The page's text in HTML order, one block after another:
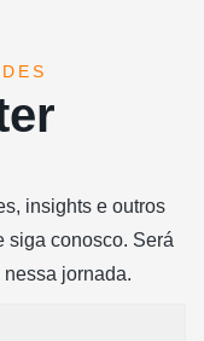
insights e outros
siga conosco. Será
jornada.